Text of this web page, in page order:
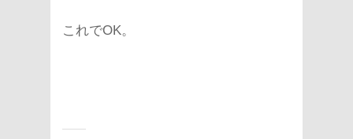
これでOK。